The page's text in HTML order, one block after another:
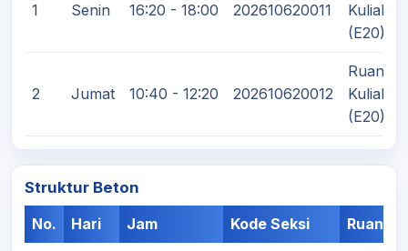
1 Senin 16:20 - 18:00 202610620011
Kuliah III
(E20)
2 Jumat 10:40 - 12:20 202610620012
Ruang
Kuliah III
(E20)
Struktur Beton
No.
Hari Jam Kode Seksi